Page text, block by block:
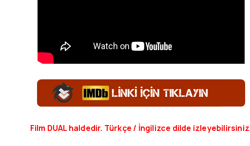
Film DUAL haldedir. Türkçe / İngilizce dilde